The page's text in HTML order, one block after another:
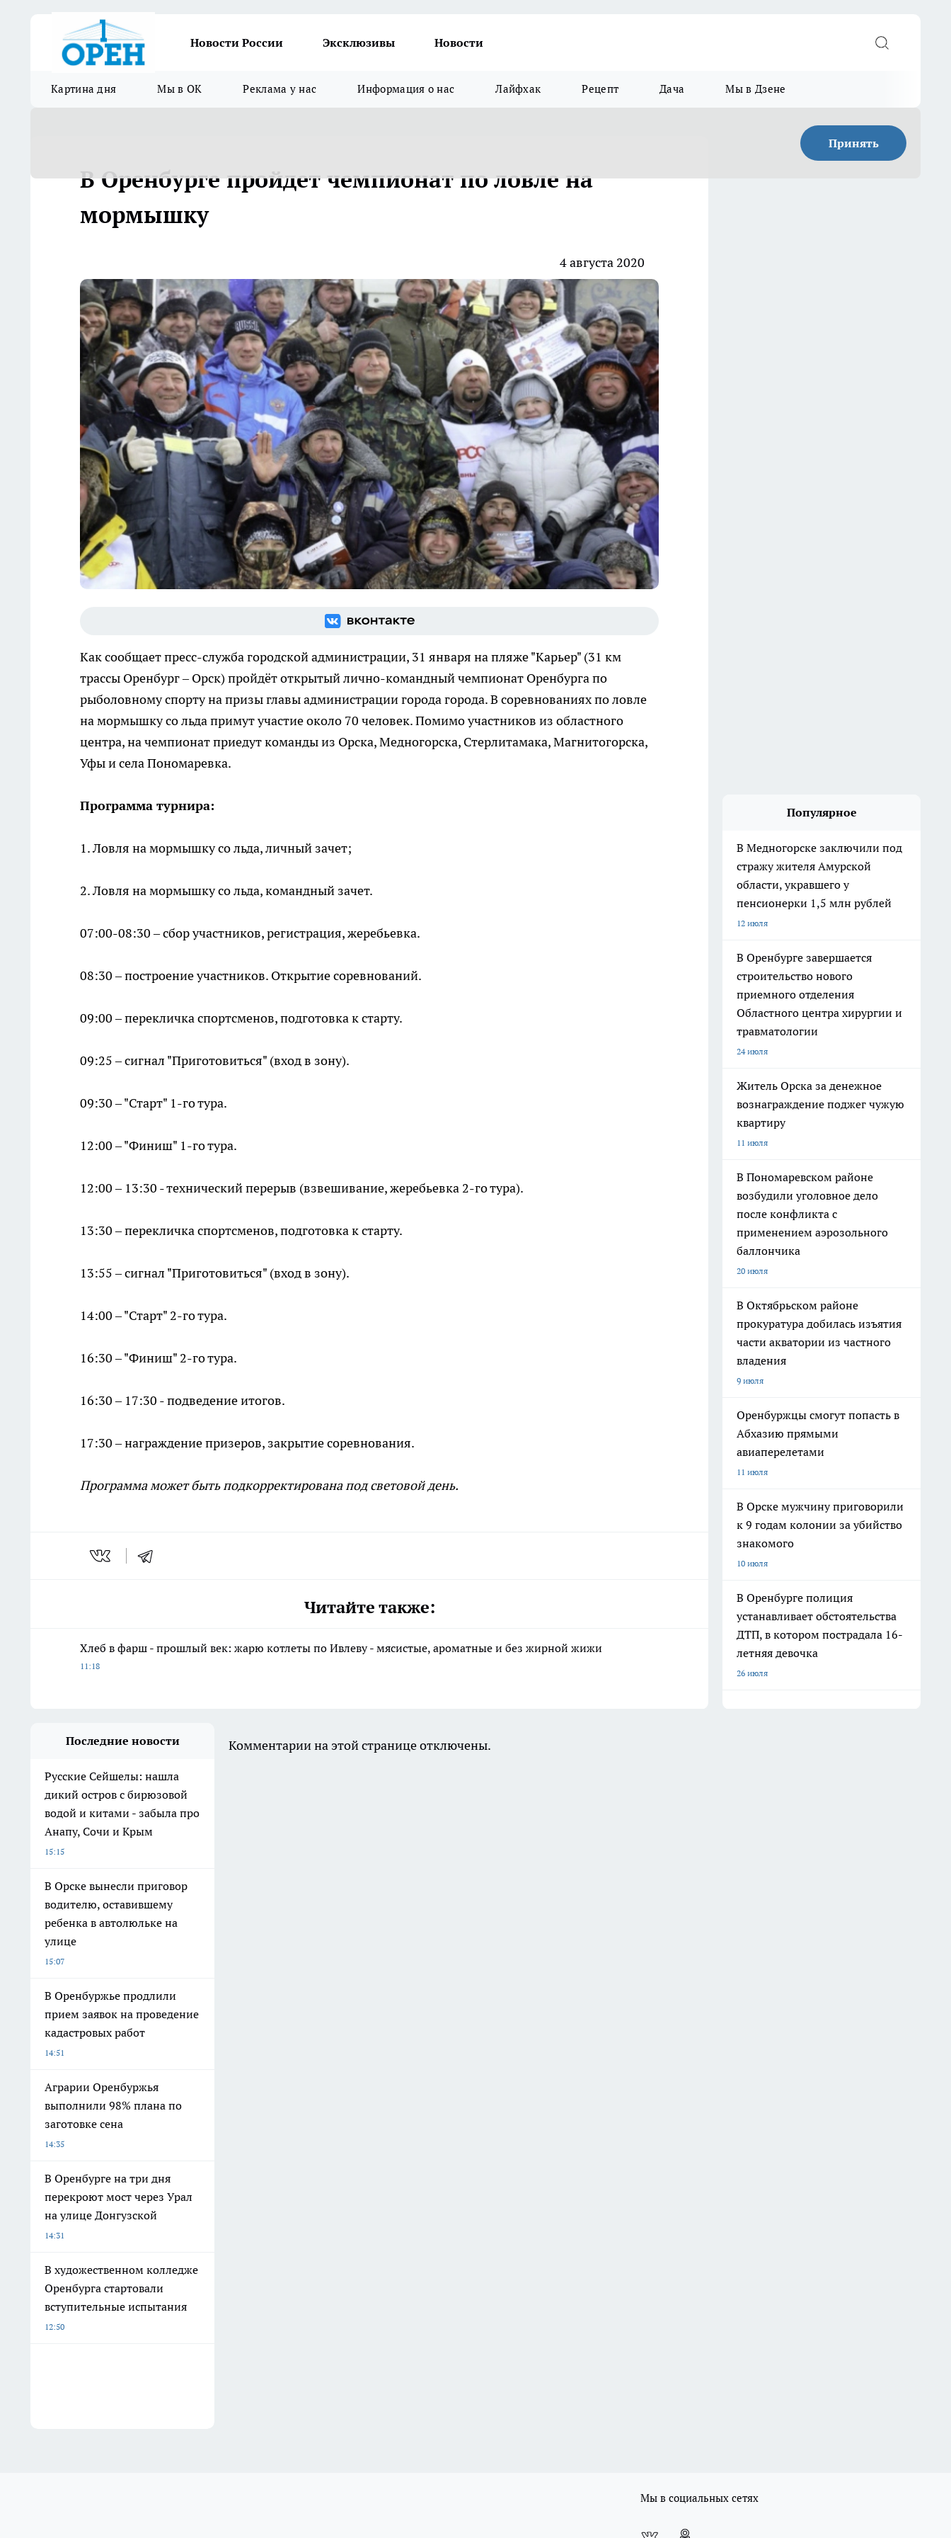
Новости России Эксклюзивы Новости
Картина дня Мы в ОК Реклама у нас Информация о нас Лайфхак Рецепт Дача Мы в Дзене
Принять
В Оренбурге пройдет чемпионат по ловле на
мормышку
4 августа 2020
Как сообщает пресс-служба городской администрации, 31 января на пляже "Карьер" (31 км
трассы Оренбург – Орск) пройдёт открытый лично-командный чемпионат Оренбурга по
рыболовному спорту на призы главы администрации города города. В соревнованиях по ловле
на мормышку со льда примут участие около 70 человек. Помимо участников из областного
центра, на чемпионат приедут команды из Орска, Медногорска, Стерлитамака, Магнитогорска,
Уфы и села Пономаревка.
Программа турнира:
1. Ловля на мормышку со льда, личный зачет;
2. Ловля на мормышку со льда, командный зачет.
07:00-08:30 – сбор участников, регистрация, жеребьевка.
08:30 – построение участников. Открытие соревнований.
09:00 – перекличка спортсменов, подготовка к старту.
09:25 – сигнал "Приготовиться" (вход в зону).
09:30 – "Старт" 1-го тура.
12:00 – "Финиш" 1-го тура.
12:00 – 13:30 - технический перерыв (взвешивание, жеребьевка 2-го тура).
13:30 – перекличка спортсменов, подготовка к старту.
13:55 – сигнал "Приготовиться" (вход в зону).
14:00 – "Старт" 2-го тура.
16:30 – "Финиш" 2-го тура.
16:30 – 17:30 - подведение итогов.
17:30 – награждение призеров, закрытие соревнования.
Программа может быть подкорректирована под световой день.
Читайте также:
Хлеб в фарш - прошлый век: жарю котлеты по Ивлеву - мясистые, ароматные и без жирной жижи
11:18
Популярное
В Медногорске заключили под
стражу жителя Амурской
области, укравшего у
пенсионерки 1,5 млн рублей
12 июля
В Оренбурге завершается
строительство нового
приемного отделения
Областного центра хирургии и
травматологии
24 июля
Житель Орска за денежное
вознаграждение поджег чужую
квартиру
11 июля
В Пономаревском районе
возбудили уголовное дело
после конфликта с
применением аэрозольного
баллончика
20 июля
В Октябрьском районе
прокуратура добилась изъятия
части акватории из частного
владения
9 июля
Оренбуржцы смогут попасть в
Абхазию прямыми
авиаперелетами
11 июля
В Орске мужчину приговорили
к 9 годам колонии за убийство
знакомого
10 июля
В Оренбурге полиция
устанавливает обстоятельства
ДТП, в котором пострадала 16-
летняя девочка
26 июля
Последние новости
Русские Сейшелы: нашла
дикий остров с бирюзовой
водой и китами - забыла про
Анапу, Сочи и Крым
15:15
В Орске вынесли приговор
водителю, оставившему
ребенка в автолюльке на
улице
15:07
В Оренбуржье продлили
прием заявок на проведение
кадастровых работ
14:51
Аграрии Оренбуржья
выполнили 98% плана по
заготовке сена
14:35
В Оренбурге на три дня
перекроют мост через Урал
на улице Донгузской
14:31
В художественном колледже
Оренбурга стартовали
вступительные испытания
12:50
Комментарии на этой странице отключены.
Мы в социальных сетях